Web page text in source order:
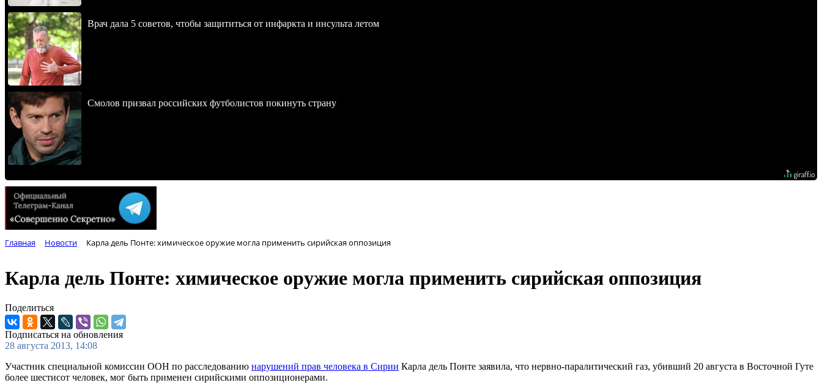
Врач дала 5 советов, чтобы защититься от инфаркта и инсульта летом
Смолов призвал российских футболистов покинуть страну
Главная Новости Карла дель Понте: химическое оружие могла применить сирийская оппозиция
Карла дель Понте: химическое оружие могла применить сирийская оппозиция
Поделиться
Подписаться на обновления
28 августа 2013, 14:08
Участник специальной комиссии ООН по расследованию нарушений прав человека в Сирии Карла дель Понте заявила, что нервно-паралитический газ, убивший 20 августа в Восточной Гуте
более шестисот человек, мог быть применен сирийскими оппозиционерами.